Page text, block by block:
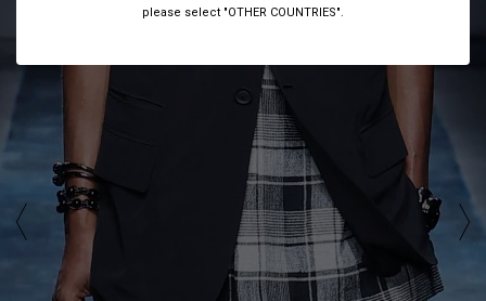
please select "OTHER COUNTRIES".